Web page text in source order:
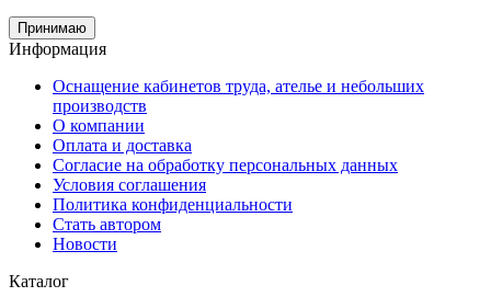
Принимаю
Информация
Оснащение кабинетов труда, ателье и небольших
производств
О компании
Оплата и доставка
Согласие на обработку персональных данных
Условия соглашения
Политика конфиденциальности
Стать автором
Новости
Каталог